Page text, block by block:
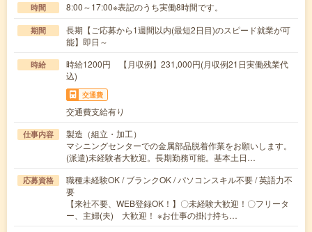
時間 8:00～17:00※表記のうち実働8時間です。
期間
長期【ご応募から1週間以内(最短2日目)のスピード就業が可
能】即日～
時給
時給1200円 【月収例】231,000円(月収例21日実働残業代
込)
交通費
交通費支給有り
仕事内容
製造（組立・加工）
マシニングセンターでの金属部品脱着作業をお願いします。
(派遣)未経験者大歓迎。長期勤務可能。基本土日…
応募資格
職種未経験OK / ブランクOK / パソコンスキル不要 / 英語力不
要
【来社不要、WEB登録OK！】〇未経験大歓迎！〇フリータ
ー、主婦(夫) 大歓迎！ ※お仕事の掛け持ち…